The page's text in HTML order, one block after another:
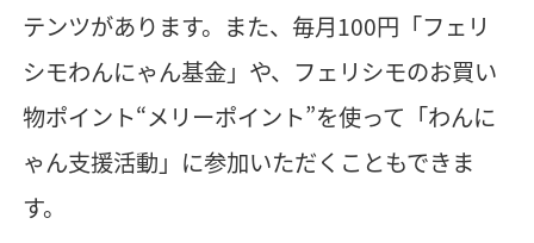
テンツがあります。また、毎月100円「フェリ
シモわんにゃん基金」や、フェリシモのお買い
物ポイント“メリーポイント”を使って「わんに
ゃん支援活動」に参加いただくこともできま
す。